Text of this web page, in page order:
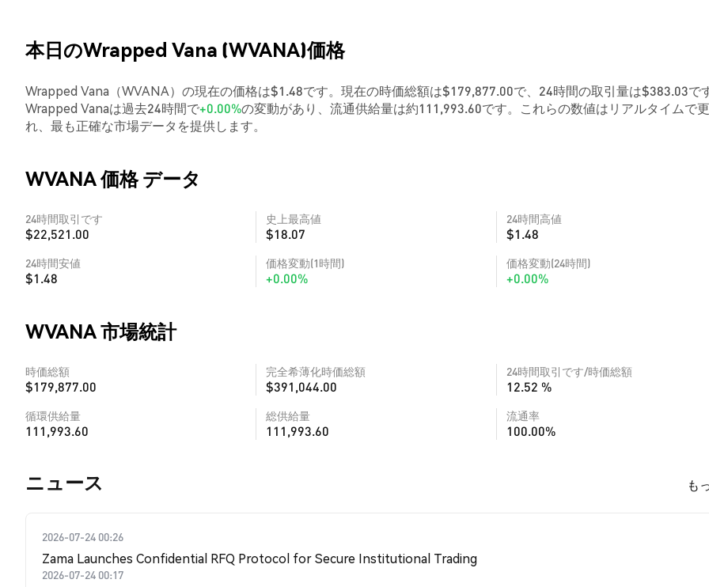
本日のWrapped Vana (WVANA)価格
Wrapped Vana（WVANA）の現在の価格は$1.48です。現在の時価総額は$179,877.00で、24時間の取引量は$383.03です
Wrapped Vanaは過去24時間で+0.00%の変動があり、流通供給量は約111,993.60です。これらの数値はリアルタイムで
れ、最も正確な市場データを提供します。
WVANA 価格 データ
24時間取引です
$22,521.00
史上最高値
$18.07
24時間高値
$1.48
24時間安値
$1.48
価格変動(1時間)
+0.00%
価格変動(24時間)
+0.00%
WVANA 市場統計
時価総額
$179,877.00
完全希薄化時価総額
$391,044.00
24時間取引です/時価総額
12.52 %
循環供給量
111,993.60
総供給量
111,993.60
流通率
100.00%
​​ニュース​​ も
2026-07-24 00:26
Zama Launches Confidential RFQ Protocol for Secure Institutional Trading
2026-07-24 00:17